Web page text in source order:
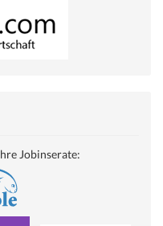
Jobinserate: